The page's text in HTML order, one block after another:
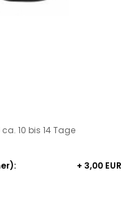
10 bis 14 Tage
+ 3,00 EUR